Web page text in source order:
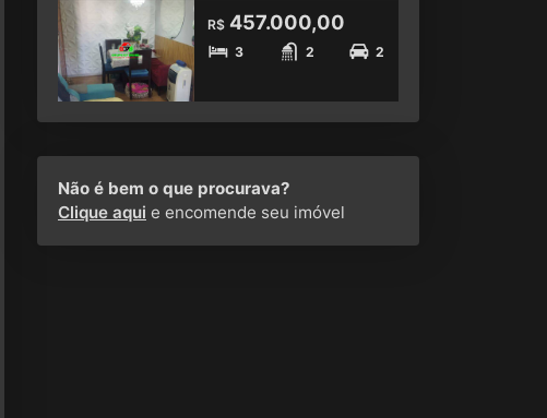
R$457.000,00
3 2 2
Não é bem o que procurava?
Clique aqui e encomende seu imóvel